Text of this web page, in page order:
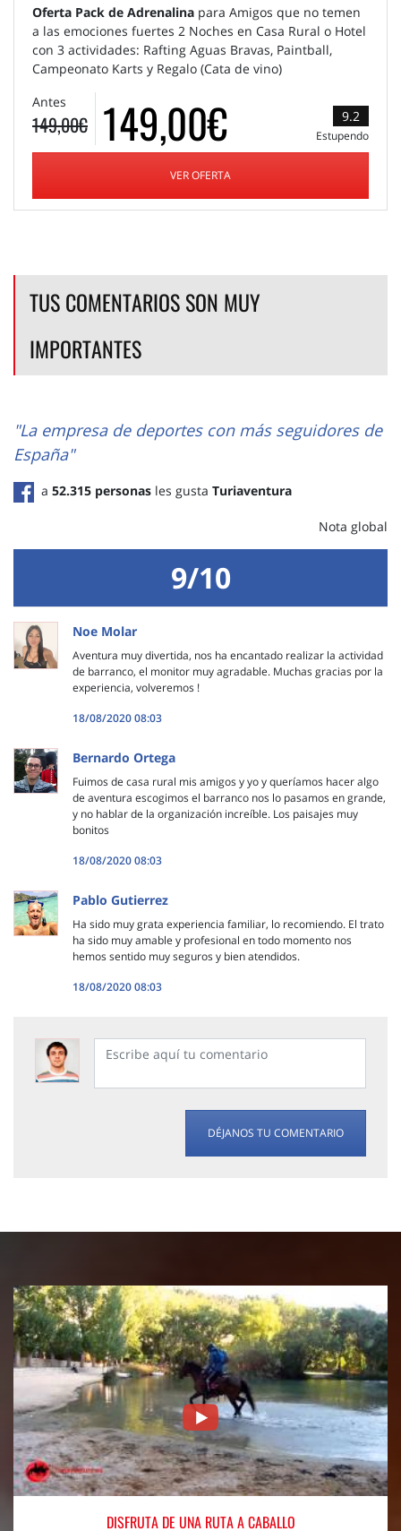
Oferta Pack de Adrenalina para Amigos que no temen
a las emociones fuertes 2 Noches en Casa Rural o Hotel
con 3 actividades: Rafting Aguas Bravas, Paintball,
Campeonato Karts y Regalo (Cata de vino)
Antes
149,00€ 149,00€ 9.2
Estupendo
VER OFERTA
TUS COMENTARIOS SON MUY
IMPORTANTES
"La empresa de deportes con más seguidores de
España"
a 52.315 personas les gusta Turiaventura
Nota global
9/10
Noe Molar
Aventura muy divertida, nos ha encantado realizar la actividad
de barranco, el monitor muy agradable. Muchas gracias por la
experiencia, volveremos !
18/08/2020 08:03
Bernardo Ortega
Fuimos de casa rural mis amigos y yo y queríamos hacer algo
de aventura escogimos el barranco nos lo pasamos en grande,
y no hablar de la organización increíble. Los paisajes muy
bonitos
18/08/2020 08:03
Pablo Gutierrez
Ha sido muy grata experiencia familiar, lo recomiendo. El trato
ha sido muy amable y profesional en todo momento nos
hemos sentido muy seguros y bien atendidos.
18/08/2020 08:03
DÉJANOS TU COMENTARIO
DISFRUTADE UNA RUTA A CABALLO